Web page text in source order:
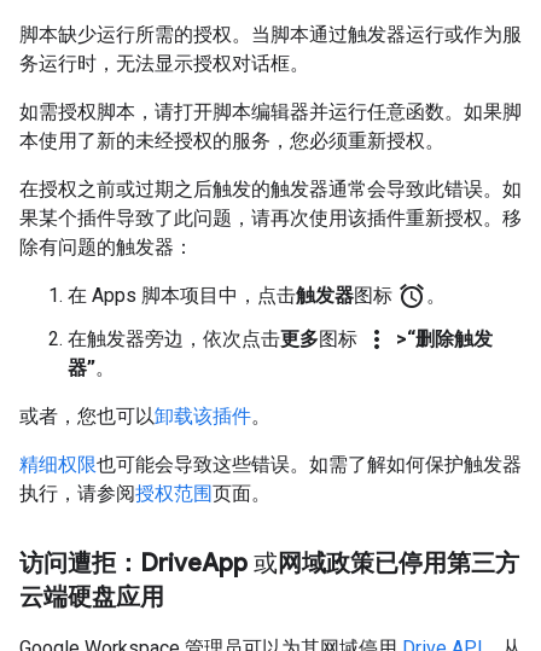
脚本缺少运行所需的授权。当脚本通过触发器运行或作为服
务运行时，无法显示授权对话框。
如需授权脚本，请打开脚本编辑器并运行任意函数。如果脚
本使用了新的未经授权的服务，您必须重新授权。
在授权之前或过期之后触发的触发器通常会导致此错误。如
果某个插件导致了此问题，请再次使用该插件重新授权。移
除有问题的触发器：
在 Apps 脚本项目中，点击触发器图标 alarm。
在触发器旁边，依次点击更多图标 more_vert
>“删除触发
器”。
或者，您也可以卸载该插件。
精细权限也可能会导致这些错误。如需了解如何保护触发器
执行，请参阅授权范围页面。
访问遭拒：DriveApp 或 网域政策已停用第三方
云端硬盘应用